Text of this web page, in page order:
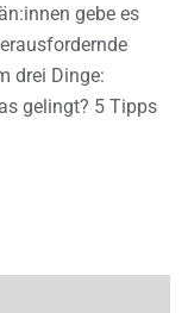
gebe es
drei Dinge:
gelingt? 5 Tipps